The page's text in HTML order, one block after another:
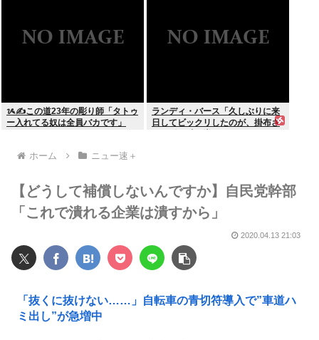
ᝰ✍この道23年の彫り師「タトゥ
ー入れてる奴は全員バカです」
ランディ・バース「久しぶりに来
日してビックリしたのが、掛布さ
ホーム ニュー速＋
【どうして補償しないんですか】自民党幹部
「これで潰れる企業は潰すから」
2020.04.13 21:03
「抜くに抜けない……」自転車の青切符導入で”車道ハ
ミ出し”が急増中